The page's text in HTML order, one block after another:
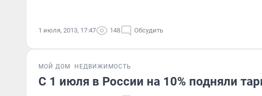
1 июля, 2013, 17:47 148 Обсудить
МОЙ ДОМ НЕДВИЖИМОСТЬ
С 1 июля в России на 10% подняли